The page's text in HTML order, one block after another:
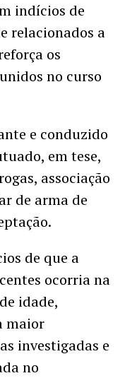
indícios de
relacionados a
os
no curso
e conduzido
em tese,
associação
de arma de
de que a
ocorria na
idade,
maior
investigadas e
no